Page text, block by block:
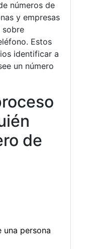
números de
y empresas
sobre
Estos
identificar a
un número
de